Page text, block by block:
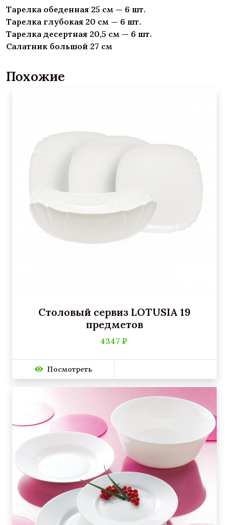
Тарелка обеденная 25 см — 6 шт.
Тарелка глубокая 20 см — 6 шт.
Тарелка десертная 20,5 см — 6 шт.
Салатник большой 27 см
Похожие
Столовый сервиз LOTUSIA 19
предметов
4347 ₽
Посмотреть